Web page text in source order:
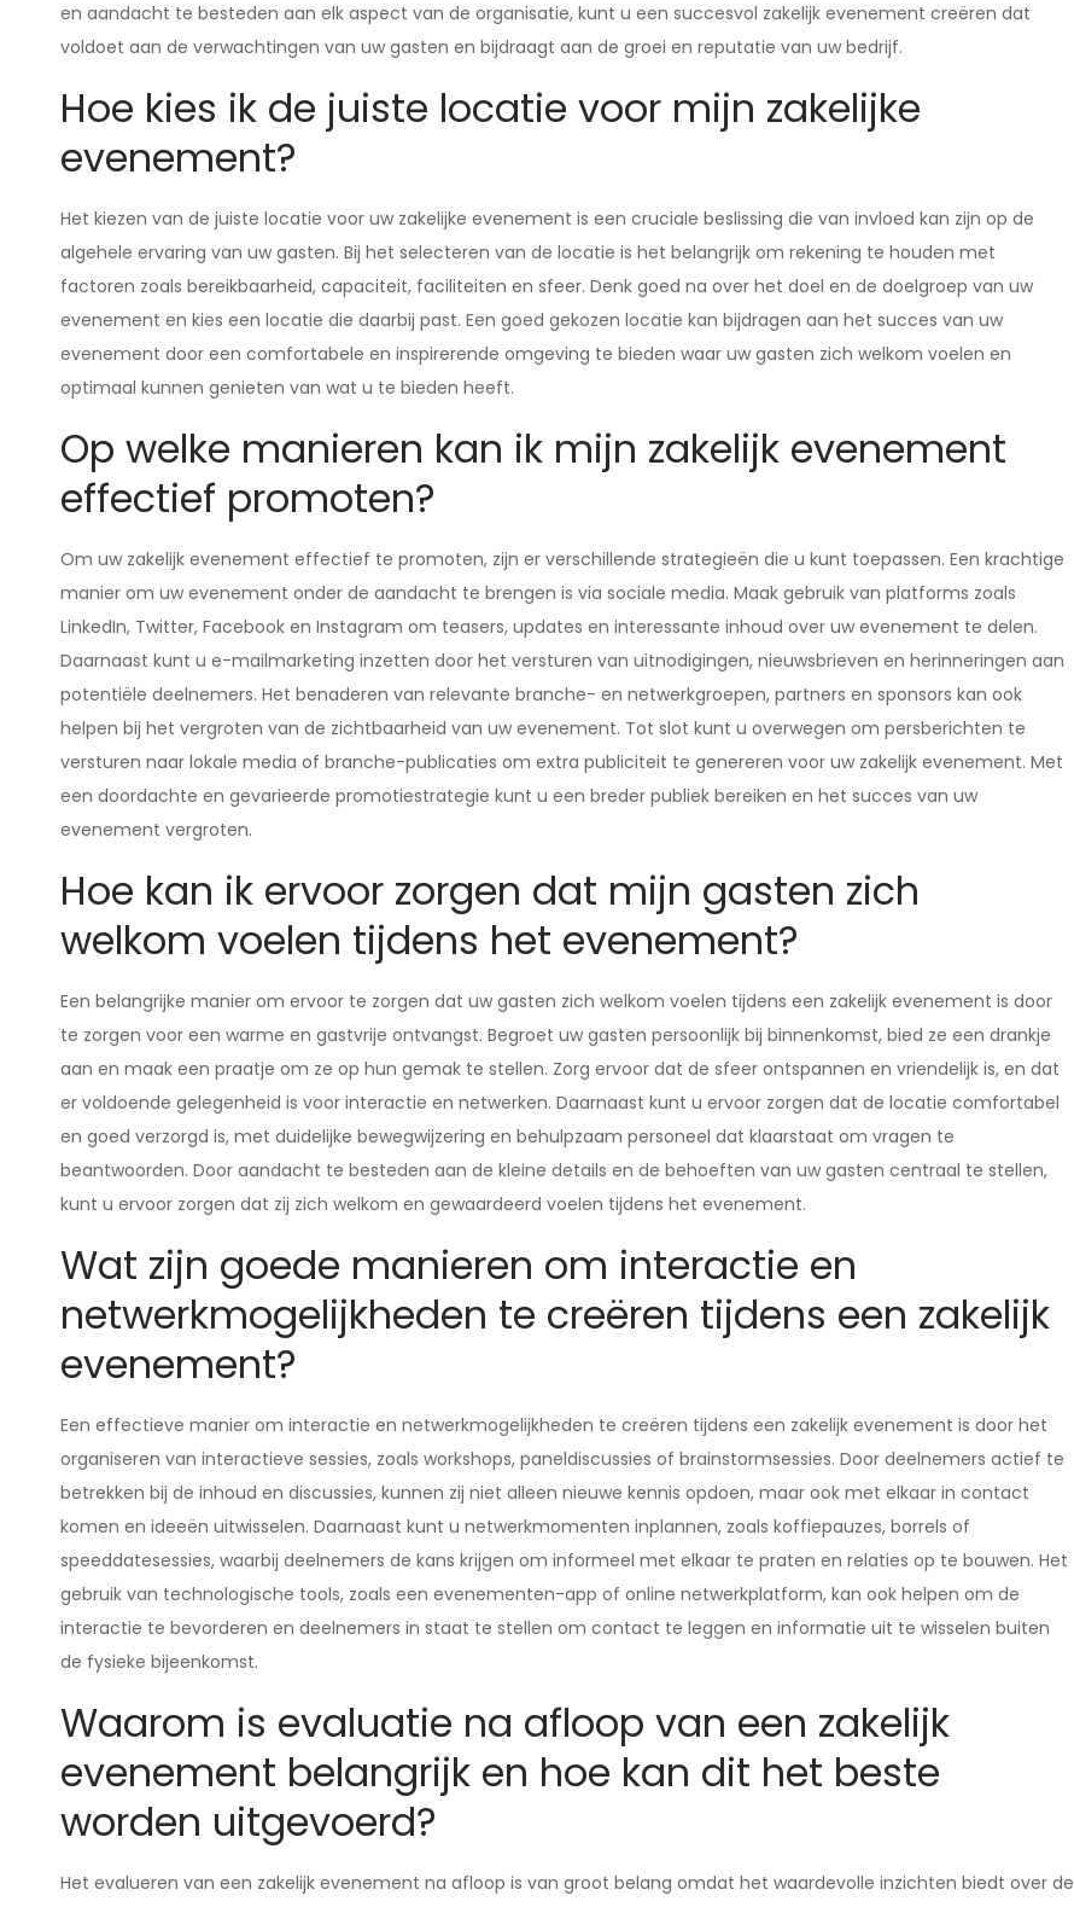
en aandacht te besteden aan elk aspect van de organisatie, kunt u een succesvol zakelijk evenement creëren dat
voldoet aan de verwachtingen van uw gasten en bijdraagt aan de groei en reputatie van uw bedrijf.
Hoe kies ik de juiste locatie voor mijn zakelijke
evenement?
Het kiezen van de juiste locatie voor uw zakelijke evenement is een cruciale beslissing die van invloed kan zijn op de
algehele ervaring van uw gasten. Bij het selecteren van de locatie is het belangrijk om rekening te houden met
factoren zoals bereikbaarheid, capaciteit, faciliteiten en sfeer. Denk goed na over het doel en de doelgroep van uw
evenement en kies een locatie die daarbij past. Een goed gekozen locatie kan bijdragen aan het succes van uw
evenement door een comfortabele en inspirerende omgeving te bieden waar uw gasten zich welkom voelen en
optimaal kunnen genieten van wat u te bieden heeft.
Op welke manieren kan ik mijn zakelijk evenement
effectief promoten?
Om uw zakelijk evenement effectief te promoten, zijn er verschillende strategieën die u kunt toepassen. Een krachtige
manier om uw evenement onder de aandacht te brengen is via sociale media. Maak gebruik van platforms zoals
LinkedIn, Twitter, Facebook en Instagram om teasers, updates en interessante inhoud over uw evenement te delen.
Daarnaast kunt u e-mailmarketing inzetten door het versturen van uitnodigingen, nieuwsbrieven en herinneringen aan
potentiële deelnemers. Het benaderen van relevante branche- en netwerkgroepen, partners en sponsors kan ook
helpen bij het vergroten van de zichtbaarheid van uw evenement. Tot slot kunt u overwegen om persberichten te
versturen naar lokale media of branche-publicaties om extra publiciteit te genereren voor uw zakelijk evenement. Met
een doordachte en gevarieerde promotiestrategie kunt u een breder publiek bereiken en het succes van uw
evenement vergroten.
Hoe kan ik ervoor zorgen dat mijn gasten zich
welkom voelen tijdens het evenement?
Een belangrijke manier om ervoor te zorgen dat uw gasten zich welkom voelen tijdens een zakelijk evenement is door
te zorgen voor een warme en gastvrije ontvangst. Begroet uw gasten persoonlijk bij binnenkomst, bied ze een drankje
aan en maak een praatje om ze op hun gemak te stellen. Zorg ervoor dat de sfeer ontspannen en vriendelijk is, en dat
er voldoende gelegenheid is voor interactie en netwerken. Daarnaast kunt u ervoor zorgen dat de locatie comfortabel
en goed verzorgd is, met duidelijke bewegwijzering en behulpzaam personeel dat klaarstaat om vragen te
beantwoorden. Door aandacht te besteden aan de kleine details en de behoeften van uw gasten centraal te stellen,
kunt u ervoor zorgen dat zij zich welkom en gewaardeerd voelen tijdens het evenement.
Wat zijn goede manieren om interactie en
netwerkmogelijkheden te creëren tijdens een zakelijk
evenement?
Een effectieve manier om interactie en netwerkmogelijkheden te creëren tijdens een zakelijk evenement is door het
organiseren van interactieve sessies, zoals workshops, paneldiscussies of brainstormsessies. Door deelnemers actief te
betrekken bij de inhoud en discussies, kunnen zij niet alleen nieuwe kennis opdoen, maar ook met elkaar in contact
komen en ideeën uitwisselen. Daarnaast kunt u netwerkmomenten inplannen, zoals koffiepauzes, borrels of
speeddatesessies, waarbij deelnemers de kans krijgen om informeel met elkaar te praten en relaties op te bouwen. Het
gebruik van technologische tools, zoals een evenementen-app of online netwerkplatform, kan ook helpen om de
interactie te bevorderen en deelnemers in staat te stellen om contact te leggen en informatie uit te wisselen buiten
de fysieke bijeenkomst.
Waarom is evaluatie na afloop van een zakelijk
evenement belangrijk en hoe kan dit het beste
worden uitgevoerd?
Het evalueren van een zakelijk evenement na afloop is van groot belang omdat het waardevolle inzichten biedt over de